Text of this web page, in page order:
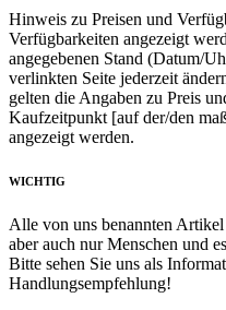
Hinweis zu Preisen und
Verfügbarkeiten angezeigt
angegebenen Stand (Datum/
verlinkten Seite jederzeit
gelten die Angaben zu Preis
Kaufzeitpunkt [auf der/den
angezeigt werden.
WICHTIG
Alle von uns benannten
aber auch nur Menschen und
Bitte sehen Sie uns als
Handlungsempfehlung!